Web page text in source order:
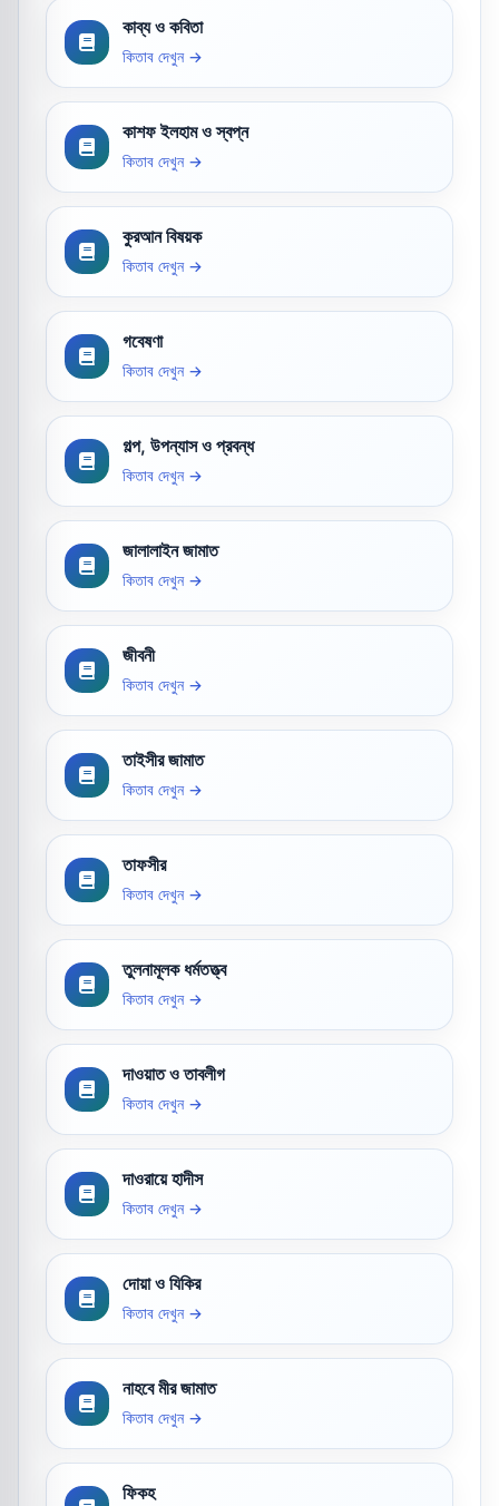
কাব্য ও কবিতা
কিতাব দেখুন →
কাশফ ইলহাম ও স্বপ্ন
কিতাব দেখুন →
কুরআন বিষয়ক
কিতাব দেখুন →
গবেষণা
কিতাব দেখুন →
গল্প, উপন্যাস ও প্রবন্ধ
কিতাব দেখুন →
জালালাইন জামাত
কিতাব দেখুন →
জীবনী
কিতাব দেখুন →
তাইসীর জামাত
কিতাব দেখুন →
তাফসীর
কিতাব দেখুন →
তুলনামূলক ধর্মতত্ত্ব
কিতাব দেখুন →
দাওয়াত ও তাবলীগ
কিতাব দেখুন →
দাওরায়ে হাদীস
কিতাব দেখুন →
দোয়া ও যিকির
কিতাব দেখুন →
নাহবে মীর জামাত
কিতাব দেখুন →
ফিকহ